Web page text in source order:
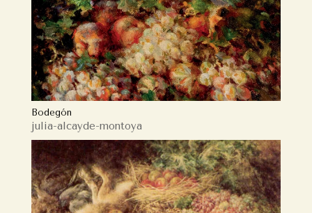
Bodegón
julia-alcayde-montoya